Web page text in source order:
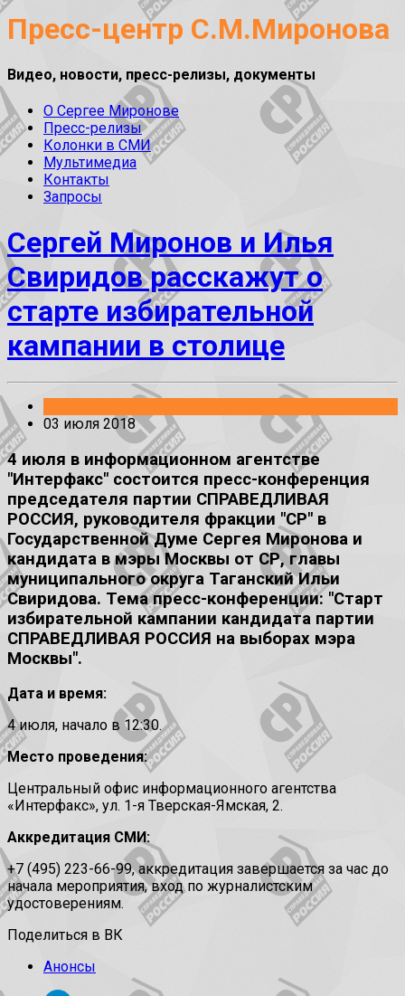
Пресс-центр С.М.Миронова
Видео, новости, пресс-релизы, документы
О Сергее Миронове
Пресс-релизы
Колонки в СМИ
Мультимедиа
Контакты
Запросы
Сергей Миронов и Илья
Свиридов расскажут о
старте избирательной
кампании в столице
03 июля 2018
4 июля в информационном агентстве
"Интерфакс" состоится пресс-конференция
председателя партии СПРАВЕДЛИВАЯ
РОССИЯ, руководителя фракции "СР" в
Государственной Думе Сергея Миронова и
кандидата в мэры Москвы от СР, главы
муниципального округа Таганский Ильи
Свиридова. Тема пресс-конференции: "Старт
избирательной кампании кандидата партии
СПРАВЕДЛИВАЯ РОССИЯ на выборах мэра
Москвы".
Дата и время:
4 июля, начало в 12:30.
Место проведения:
Центральный офис информационного агентства
«Интерфакс», ул. 1-я Тверская-Ямская, 2.
Аккредитация СМИ:
+7 (495) 223-66-99, аккредитация завершается за час до
начала мероприятия, вход по журналистским
удостоверениям.
Поделиться в ВК
Анонсы